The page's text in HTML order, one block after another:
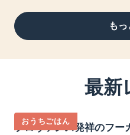
も
最新
おうちごはん
プロヴァンス発祥のフー